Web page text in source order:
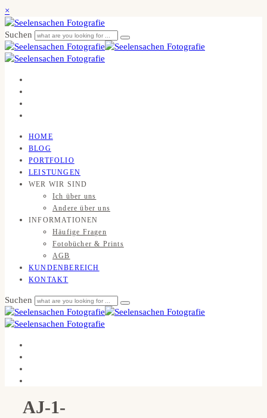
×
Suchen
HOME
BLOG
PORTFOLIO
LEISTUNGEN
WER WIR SIND
Ich über uns
Andere über uns
INFORMATIONEN
Häufige Fragen
Fotobücher & Prints
AGB
KUNDENBEREICH
KONTAKT
Suchen
AJ-1-